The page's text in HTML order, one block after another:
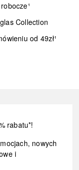
Collection
od 49zł¹
rabatu*!
nowych
i